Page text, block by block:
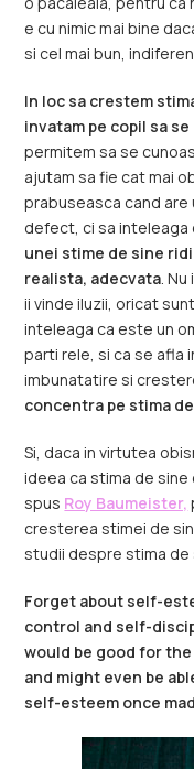
e cu nimic mai bine
si cel mai bun,
In loc sa crestem
invatam pe copil sa
permitem sa se
ajutam sa fie cat mai
prabuseasca cand are
defect, ci sa inteleaga
unei stime de sine
realista, adecvata.
ii vinde iluzii, oricat
inteleaga ca este un
parti rele, si ca se afla
imbunatatire si
concentra pe stima
Si, daca in virtutea
ideea ca stima de
spus Roy Baumeister,
cresterea stimei de
studii despre stima de
Forget about self-
control and self-
would be good for
and might even be
self-esteem once